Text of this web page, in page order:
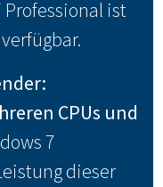
Professional ist
CPUs und
7
dieser